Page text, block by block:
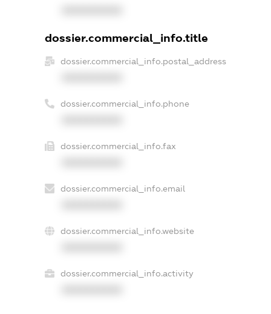
dossier.commercial_info.title
dossier.commercial_info.postal_address
dossier.commercial_info.phone
dossier.commercial_info.fax
dossier.commercial_info.email
dossier.commercial_info.website
dossier.commercial_info.activity